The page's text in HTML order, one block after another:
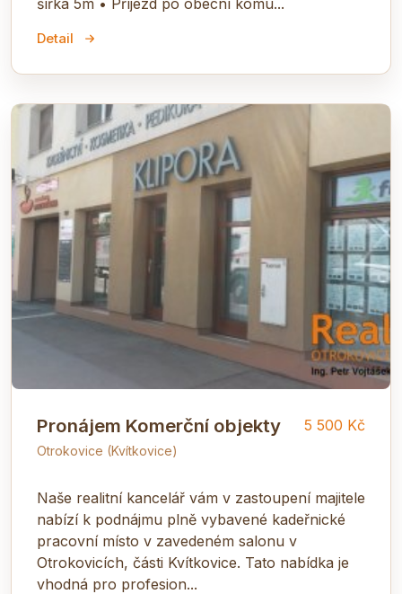
šířka 5m • Příjezd po obecní komu...
Detail
Pronájem Komerční objekty
Otrokovice (Kvítkovice)
5 500 Kč
Naše realitní kancelář vám v zastoupení majitele
nabízí k podnájmu plně vybavené kadeřnické
pracovní místo v zavedeném salonu v
Otrokovicích, části Kvítkovice. Tato nabídka je
vhodná pro profesion...